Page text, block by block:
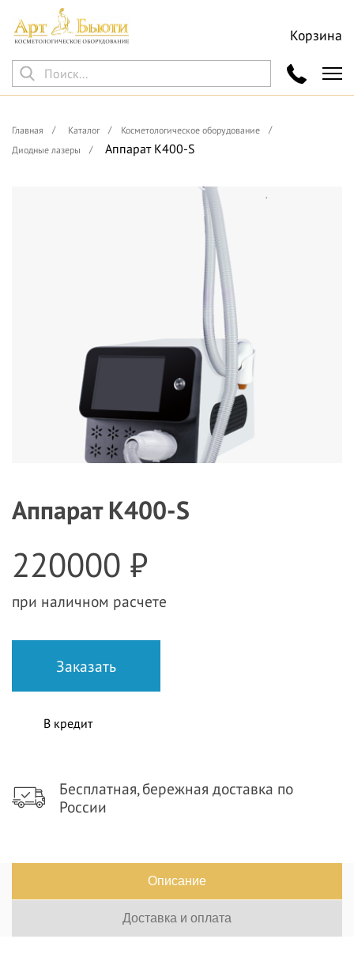
Корзина
Главная Каталог
Косметологическое оборудование
Диодные лазеры
Аппарат К400-S
Аппарат К400-S
220000 ₽
при наличном расчете
В кредит
Бесплатная, бережная доставка по
России
Описание
Доставка и оплата